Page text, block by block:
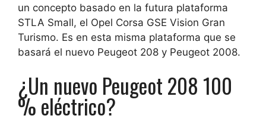
un concepto basado en la futura plataforma
STLA Small, el Opel Corsa GSE Vision Gran
Turismo. Es en esta misma plataforma que se
basará el nuevo Peugeot 208 y Peugeot 2008.
¿Un nuevo Peugeot 208 100
% eléctrico?